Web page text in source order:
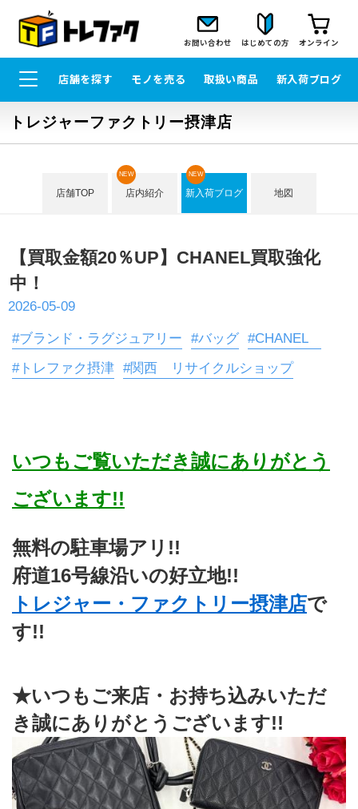
お問い合わせ はじめての方 オンライン
店舗を探す モノを売る 取扱い商品 新入荷ブログ
トレジャーファクトリー摂津店
店舗TOP 店内紹介
NEW
新入荷ブログ
NEW
地図
【買取金額20％UP】CHANEL買取強化
中！
2026-05-09
#ブランド・ラグジュアリー #バッグ #CHANEL
#トレファク摂津 #関西 リサイクルショップ
いつもご覧いただき誠にありがとう
ございます!!
無料の駐車場アリ!!
府道16号線沿いの好立地!!
トレジャー・ファクトリー摂津店で
す!!
★いつもご来店・お持ち込みいただ
き誠にありがとうございます!!